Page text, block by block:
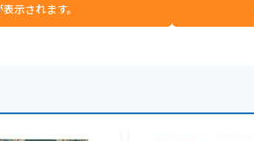
示されます。